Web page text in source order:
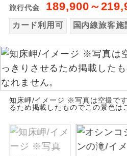
旅行代金 189,900～
カード利用可 国内線旅客
知床岬/イメージ ※写真は空撮で
るため掲載したものでこの景色は
世界遺産
ユネスコに
然遺産を訪
絶景 絶景スポッ
温泉 温泉地にも
ご宿泊ホテ
す。
大浴場 ご宿泊ホテ